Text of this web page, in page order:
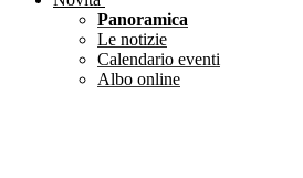
Panoramica
Le notizie
Calendario eventi
Albo online